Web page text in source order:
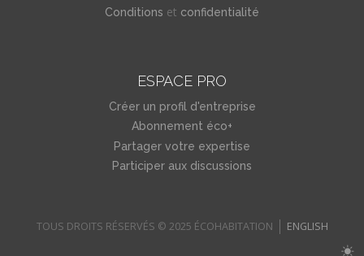
Conditions et confidentialité
ESPACE PRO
Créer un profil d'entreprise
Abonnement éco+
Partager votre expertise
Participer aux discussions
TOUS DROITS RÉSERVÉS © 2025 ÉCOHABITATION ENGLISH